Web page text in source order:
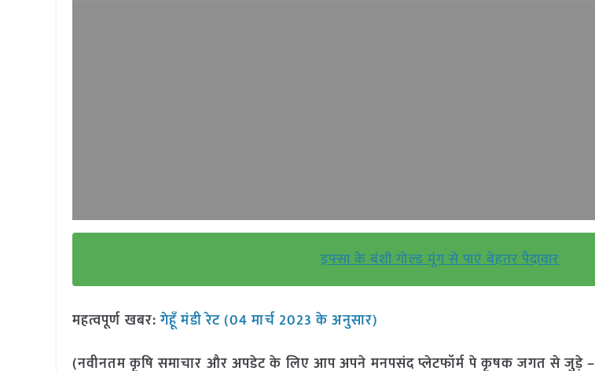
इफ्सा के बंशी गोल्ड मूंग से पाएं बेहतर पैदावार
महत्वपूर्ण खबर:गेहूँ मंडी रेट (04 मार्च 2023 के अनुसार)
(नवीनतम कृषि समाचार और अपडेट के लिए आप अपने मनपसंद प्लेटफॉर्म पे कृषक जगत से जुड़े –